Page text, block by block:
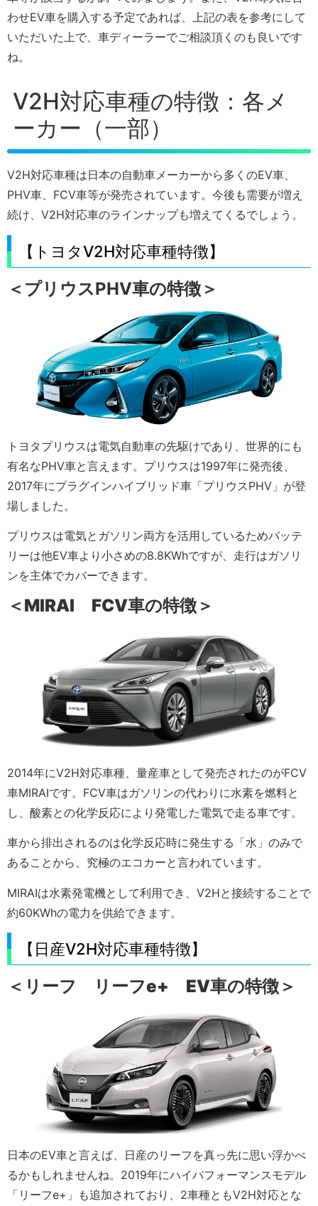
わせEV車を購入する予定であれば、上記の表を参考にして
いただいた上で、車ディーラーでご相談頂くのも良いです
ね。
V2H対応車種の特徴：各メ
ーカー（一部）
V2H対応車種は日本の自動車メーカーから多くのEV車、
PHV車、FCV車等が発売されています。今後も需要が増え
続け、V2H対応車のラインナップも増えてくるでしょう。
【トヨタV2H対応車種特徴】
＜プリウスPHV車の特徴＞
トヨタプリウスは電気自動車の先駆けであり、世界的にも
有名なPHV車と言えます。プリウスは1997年に発売後、
2017年にプラグインハイブリッド車「プリウスPHV」が登
場しました。
プリウスは電気とガソリン両方を活用しているためバッテ
リーは他EV車より小さめの8.8KWhですが、走行はガソリ
ンを主体でカバーできます。
＜MIRAI FCV車の特徴＞
2014年にV2H対応車種、量産車として発売されたのがFCV
車MIRAIです。FCV車はガソリンの代わりに水素を燃料と
し、酸素との化学反応により発電した電気で走る車です。
車から排出されるのは化学反応時に発生する「水」のみで
あることから、究極のエコカーと言われています。
MIRAIは水素発電機として利用でき、V2Hと接続することで
約60KWhの電力を供給できます。
【日産V2H対応車種特徴】
＜リーフ リーフe+ EV車の特徴＞
日本のEV車と言えば、日産のリーフを真っ先に思い浮かべ
るかもしれませんね。2019年にハイパフォーマンスモデル
「リーフe+」も追加されており、2車種ともV2H対応とな